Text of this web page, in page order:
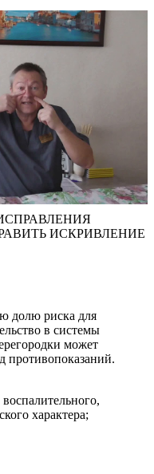
ИСКРИВЛЕНИЕ
долю риска для
в системы
может
противопоказаний.
характера;